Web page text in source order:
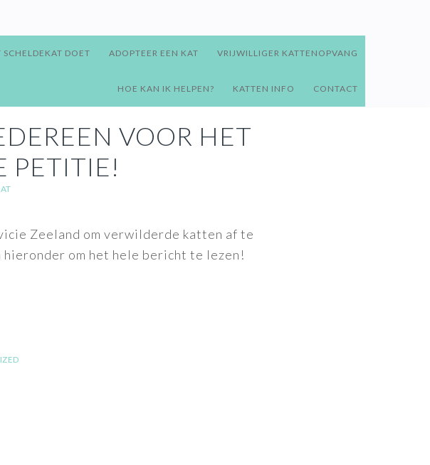
SCHELDEKAT DOET ADOPTEER EEN KAT VRIJWILLIGER KATTENOPVANG
HOE KAN IK HELPEN? KATTEN INFO CONTACT
VOOR HET
PETITIE!
Zeeland om verwilderde katten af te
om het hele bericht te lezen!